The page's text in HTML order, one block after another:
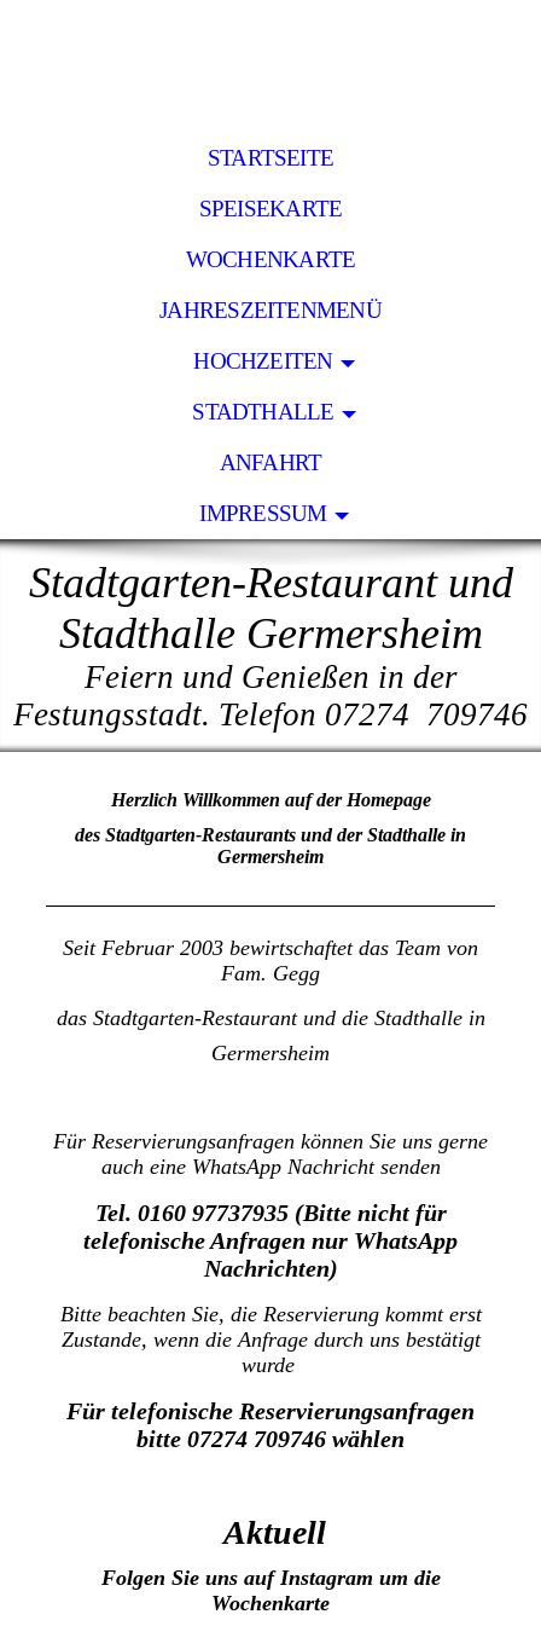
STARTSEITE
SPEISEKARTE
WOCHENKARTE
JAHRESZEITENMENÜ
HOCHZEITEN
STADTHALLE
ANFAHRT
IMPRESSUM
Stadtgarten-Restaurant und
Stadthalle Germersheim
Feiern und Genießen in der
Festungsstadt. Telefon 07274 709746
Herzlich Willkommen auf der Homepage
des Stadtgarten-Restaurants und der Stadthalle in
Germersheim
Seit Februar 2003 bewirtschaftet das Team von
Fam. Gegg
das Stadtgarten-Restaurant und die Stadthalle in
Germersheim
Für Reservierungsanfragen können Sie uns gerne
auch eine WhatsApp Nachricht senden
Tel. 0160 97737935 (Bitte nicht für
telefonische Anfragen nur WhatsApp
Nachrichten)
Bitte beachten Sie, die Reservierung kommt erst
Zustande, wenn die Anfrage durch uns bestätigt
wurde
Für telefonische Reservierungsanfragen
bitte 07274 709746 wählen
Aktuell
Folgen Sie uns auf Instagram um die
Wochenkarte